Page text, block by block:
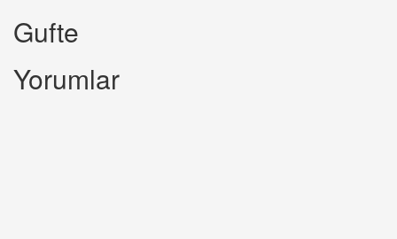
Gufte
Yorumlar